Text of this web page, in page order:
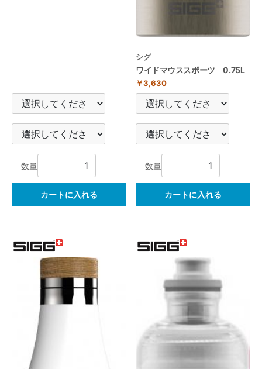
数量
カートに入れる
シグ
ワイドマウススポーツ 0.75L
￥3,630
数量
カートに入れる